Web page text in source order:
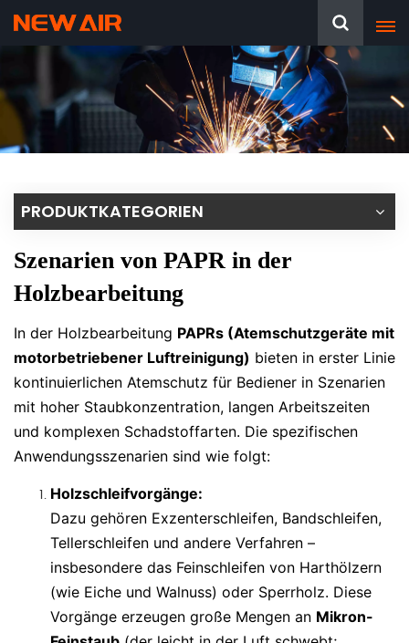
PRODUKTKATEGORIEN
Szenarien von PAPR in der
Holzbearbeitung
In der Holzbearbeitung PAPRs (Atemschutzgeräte mit
motorbetriebener Luftreinigung) bieten in erster Linie
kontinuierlichen Atemschutz für Bediener in Szenarien
mit hoher Staubkonzentration, langen Arbeitszeiten
und komplexen Schadstoffarten. Die spezifischen
Anwendungsszenarien sind wie folgt:
Holzschleifvorgänge:
Dazu gehören Exzenterschleifen, Bandschleifen,
Tellerschleifen und andere Verfahren –
insbesondere das Feinschleifen von Harthölzern
(wie Eiche und Walnuss) oder Sperrholz. Diese
Vorgänge erzeugen große Mengen an Mikron-